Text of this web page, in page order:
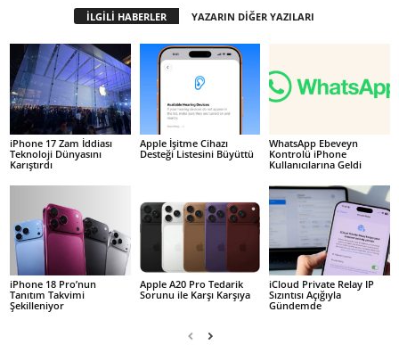
İLGİLİ HABERLER YAZARIN DİĞER YAZILARI
iPhone 17 Zam İddiası
Teknoloji Dünyasını
Karıştırdı
Apple İşitme Cihazı
Desteği Listesini Büyüttü
WhatsApp Ebeveyn
Kontrolü iPhone
Kullanıcılarına Geldi
iPhone 18 Pro’nun
Tanıtım Takvimi
Şekilleniyor
Apple A20 Pro Tedarik
Sorunu ile Karşı Karşıya
iCloud Private Relay IP
Sızıntısı Açığıyla
Gündemde